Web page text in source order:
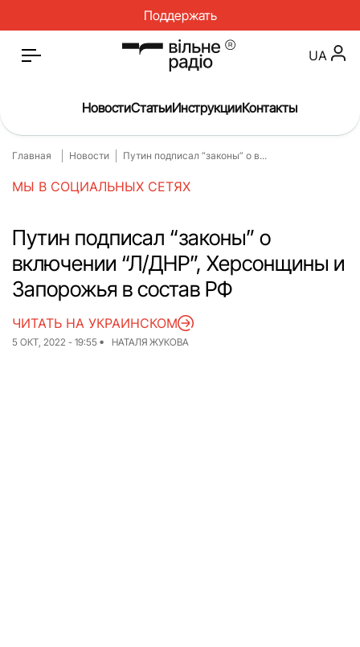
Поддержать
Главная
О нас
Инструкции
Спорт
Интервью
Досье
Репортаж
Блог
Проекты
UA
НовостиСтатьиИнструкцииКонтакты
Главная Новости Путин подписал “законы” о в...
МЫ В СОЦИАЛЬНЫХ СЕТЯХ
Путин подписал “законы” о
включении “Л/ДНР”, Херсонщины и
Запорожья в состав РФ
5 ОКТ, 2022 - 19:55 НАТАЛЯ ЖУКОВА
ЧИТАТЬ НА УКРАИНСКОМ